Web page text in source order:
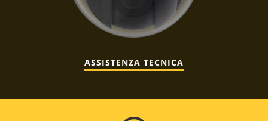
ASSISTENZA TECNICA